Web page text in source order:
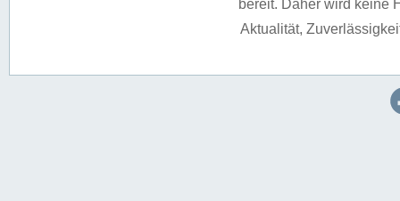
bereit. Daher wird keine
Aktualität,